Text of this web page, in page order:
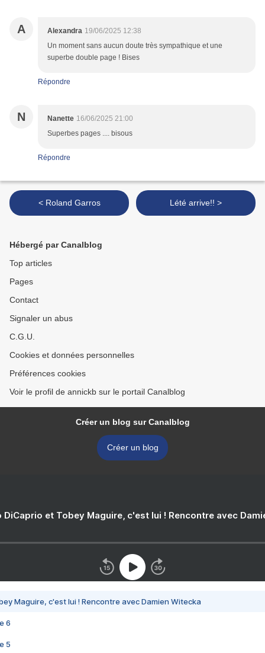
A Alexandra 19/06/2025 12:38
Un moment sans aucun doute très sympathique et une
superbe double page ! Bises
Répondre
N Nanette 16/06/2025 21:00
Superbes pages .... bisous
Répondre
< Roland Garros Lété arrive!! >
Hébergé par Canalblog
Top articles
Pages
Contact
Signaler un abus
C.G.U.
Cookies et données personnelles
Préférences cookies
Voir le profil de annickb sur le portail Canalblog
Créer un blog sur Canalblog
Créer un blog
DiCaprio et Tobey Maguire, c'est lui ! Rencontre avec
Maguire, c'est lui ! Rencontre avec Damien Witecka
6
5